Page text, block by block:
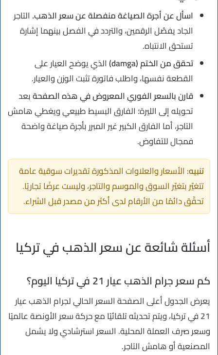
اسأل عن أجرة الصياغة منفصلة عن سعر الذهب. التاجر
الجاد يفصّل الرقمين، والتردد في الفصل بينهما إشارة
تستحق الانتباه.
تحقق من الختم (damga)
الذي يوضح العيار على
القطعة نفسها، واطلب فاتورة تثبت الوزن والعيار.
قارن بالسعر الفوري المعروض في هذه الصفحةبعد
تحويله إلى الليرة؛ الفارق البسيط طبيعي ويغطي هامش
التاجر، أما الفارق الكبير غير المبرر بأجرة صياغة واضحة
فمجال للتفاوض.
تنبيه: الأسعار والعلاوات المذكورة تقديرات سوقية عامة
تتغيّر بتغيّر السوق والموسم والتاجر، وليست عرضًا تجاريًا.
تحقّق دائمًا من الأرقام لدى أكثر من مصدر قبل الشراء.
أسئلة شائعة عن سعر الذهب في تركيا
كم سعر جرام الذهب عيار 21 في تركيا اليوم؟
يعرض الجدول أعلى الصفحة السعر الحالي لجرام الذهب عيار
21 في تركيا، ويتم تحديثه تلقائيًا مع حركة سعر الأونصة عالميًا
وسعر صرف العملة المحلية. السعر استرشادي ولا يشمل
المصنعية أو هامش التاجر.